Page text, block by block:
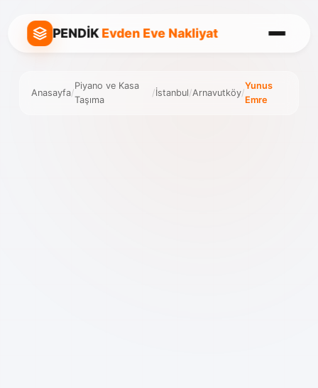
PENDİKEvden Eve Nakliyat
Anasayfa/
Piyano ve Kasa
Taşıma
/İstanbul/Arnavutköy/
Yunus
Emre